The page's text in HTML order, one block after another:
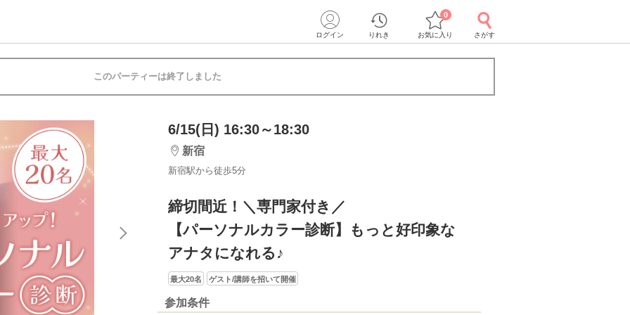
ログイン りれき お気に入り
0
さがす
このパーティーは終了しました
6/15(日) 16:30～18:30
新宿
新宿駅から徒歩5分
締切間近！＼専門家付き／
【パーソナルカラー診断】もっと好印象な
アナタになれる♪
最大20名 ゲスト/講師を招いて開催
参加条件